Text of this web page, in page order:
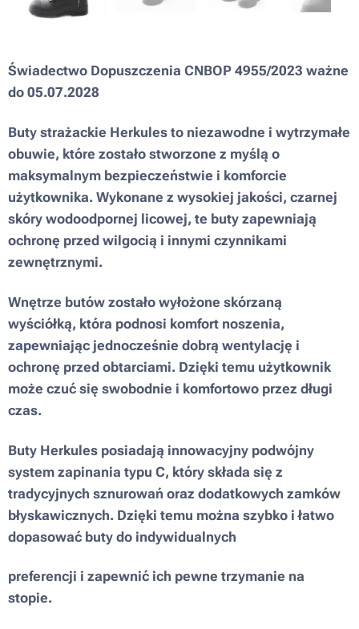
Świadectwo Dopuszczenia CNBOP 4955/2023 ważne
do 05.07.2028
Buty strażackie Herkules to niezawodne i wytrzymałe
obuwie, które zostało stworzone z myślą o
maksymalnym bezpieczeństwie i komforcie
użytkownika. Wykonane z wysokiej jakości, czarnej
skóry wodoodpornej licowej, te buty zapewniają
ochronę przed wilgocią i innymi czynnikami
zewnętrznymi.
Wnętrze butów zostało wyłożone skórzaną
wyściółką, która podnosi komfort noszenia,
zapewniając jednocześnie dobrą wentylację i
ochronę przed obtarciami. Dzięki temu użytkownik
może czuć się swobodnie i komfortowo przez długi
czas.
Buty Herkules posiadają innowacyjny podwójny
system zapinania typu C, który składa się z
tradycyjnych sznurowań oraz dodatkowych zamków
błyskawicznych. Dzięki temu można szybko i łatwo
dopasować buty do indywidualnych
preferencji i zapewnić ich pewne trzymanie na
stopie.